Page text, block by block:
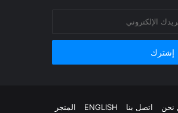
نحن اتصل بنا ENGLISH المتجر